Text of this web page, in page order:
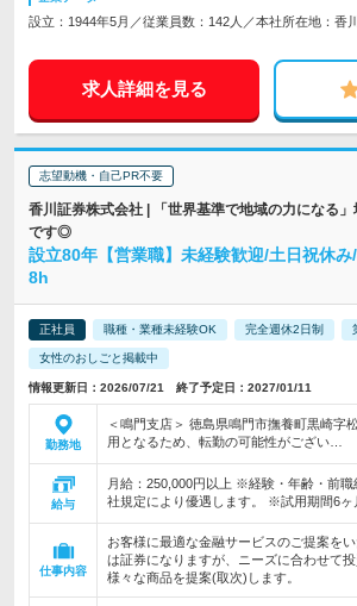
設立：1944年5月／従業員数：142人／本社所在地：香
求人詳細を見る
志望動機・自己PR不要
香川証券株式会社 | 「世界基準で地域の力になる
です◎
設立80年【営業職】未経験歓迎/土日祝休み
8h
正社員 職種・業種未経験OK 完全週休2日制
女性のおしごと掲載中
情報更新日：2026/07/21 終了予定日：2027/01/11
勤務地
＜鳴門支店＞ 徳島県鳴門市撫養町黒崎字
用となるため、転勤の可能性がござい…
給与
月給：250,000円以上 ※経験・年齢・前職
社規定により優遇します。 ※試用期間6ヶ
仕事内容
お客様に最適な金融サービスのご提案を
は証券になりますが、ニーズに合わせて
様々な商品を提案(取次)します。